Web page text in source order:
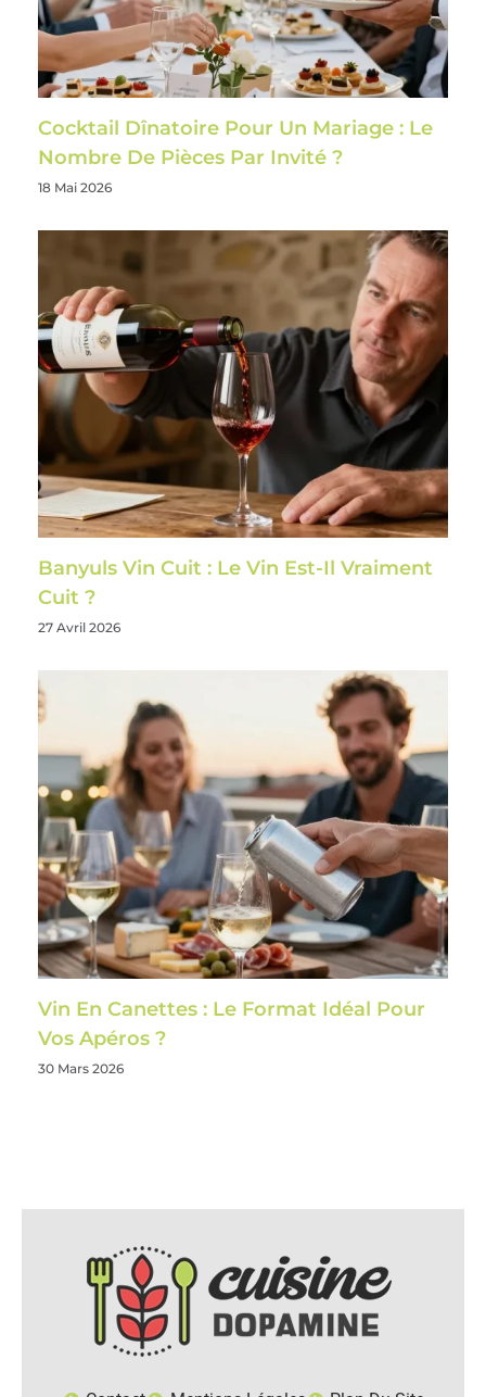
Cocktail Dînatoire Pour Un Mariage : Le
Nombre De Pièces Par Invité ?
18 Mai 2026
Banyuls Vin Cuit : Le Vin Est-Il Vraiment
Cuit ?
27 Avril 2026
Vin En Canettes : Le Format Idéal Pour
Vos Apéros ?
30 Mars 2026